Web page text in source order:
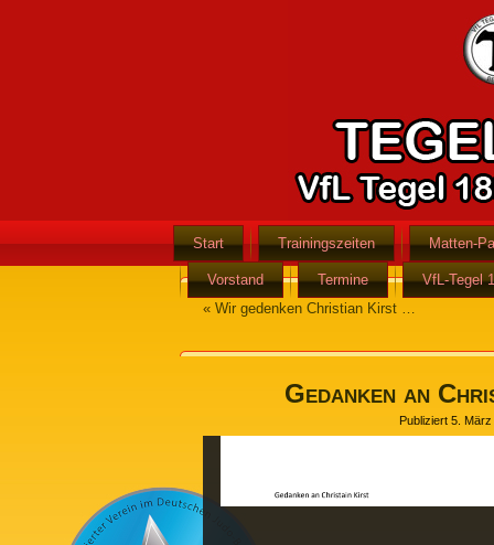
Start Trainingszeiten Matten-
Vorstand Termine
VfL-Tegel
« Wir gedenken Christian Kirst …
Gedanken an
Publiziert 5. März